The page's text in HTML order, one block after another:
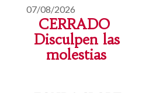
07/08/2026
CERRADO
Disculpen las
molestias